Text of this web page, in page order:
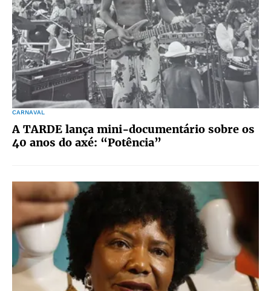
CARNAVAL
A TARDE lança mini-documentário sobre os
40 anos do axé: “Potência”